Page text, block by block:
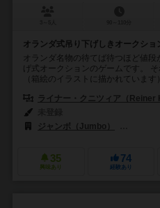
オランダ式吊り下げしきオークショ
オランダ名物の待てば待つほど値
げ式オークションのゲームです。
（箱絵のイラストに描かれていま
ライナー・クニツィア（Reiner
ジャンボ（Jumbo）
35
興味あり
74
経験あり